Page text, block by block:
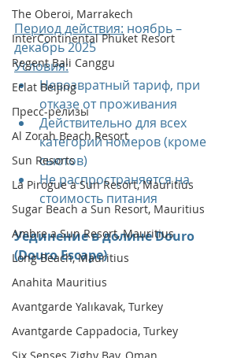
The Oberoi, Marrakech
InterContinental Phuket Resort
Regent Bali Canggu
Eclat Beijing
Пресс-релизы
Al Zorah Beach Resort
Sun Resorts
La Pirogue a Sun Resort, Mauritius
Sugar Beach a Sun Resort, Mauritius
Ambre a Sun Resort, Mauritius
Long Beach, Mauritius
Anahita Mauritius
Avantgarde Yalıkavak, Turkey
Avantgarde Cappadocia, Turkey
Период действия: ноябрь –
декабрь 2025
Условия:
Невозвратный тариф, при
отказе от проживания
Действительно для всех
категорий номеров (кроме
сьютов)
Не распространяется на
стоимость питания
Уединение в долине Douro
(Douro Escape)